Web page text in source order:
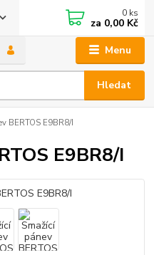
Menu
Hledat
0 ks
za 0,00 Kč
BERTOS E9BR8/I
E9BR8/I